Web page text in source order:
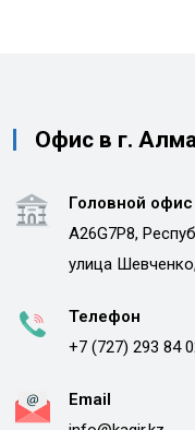
Офис в г.
Головной офис
A26G7P8,
улица
Телефон
+7 (727) 293 84
Email